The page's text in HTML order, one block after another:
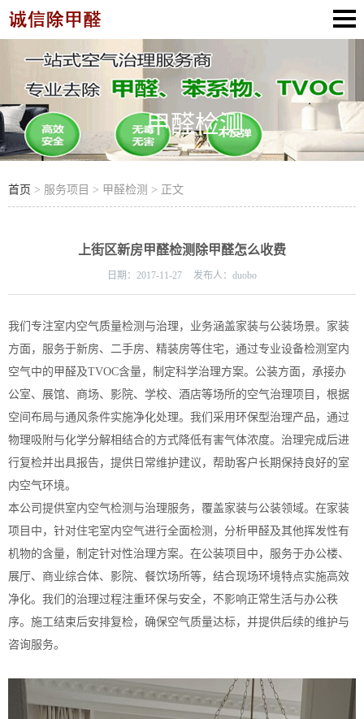
甲醛检测
首页 > 服务项目 > 甲醛检测 > 正文
上街区新房甲醛检测除甲醛怎么收费
日期： 2017-11-27 发布人： duobo
我们专注室内空气质量检测与治理，业务涵盖家装与公装场景。家装
方面，服务于新房、二手房、精装房等住宅，通过专业设备检测室内
空气中的甲醛及TVOC含量，制定科学治理方案。公装方面，承接办
公室、展馆、商场、影院、学校、酒店等场所的空气治理项目，根据
空间布局与通风条件实施净化处理。我们采用环保型治理产品，通过
物理吸附与化学分解相结合的方式降低有害气体浓度。治理完成后进
行复检并出具报告，提供日常维护建议，帮助客户长期保持良好的室
内空气环境。
本公司提供室内空气检测与治理服务，覆盖家装与公装领域。在家装
项目中，针对住宅室内空气进行全面检测，分析甲醛及其他挥发性有
机物的含量，制定针对性治理方案。在公装项目中，服务于办公楼、
展厅、商业综合体、影院、餐饮场所等，结合现场环境特点实施高效
净化。我们的治理过程注重环保与安全，不影响正常生活与办公秩
序。施工结束后安排复检，确保空气质量达标，并提供后续的维护与
咨询服务。